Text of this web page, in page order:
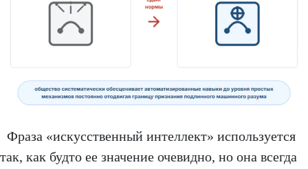
Фраза «искусственный интеллект» используется
так, как будто ее значение очевидно, но она всегда